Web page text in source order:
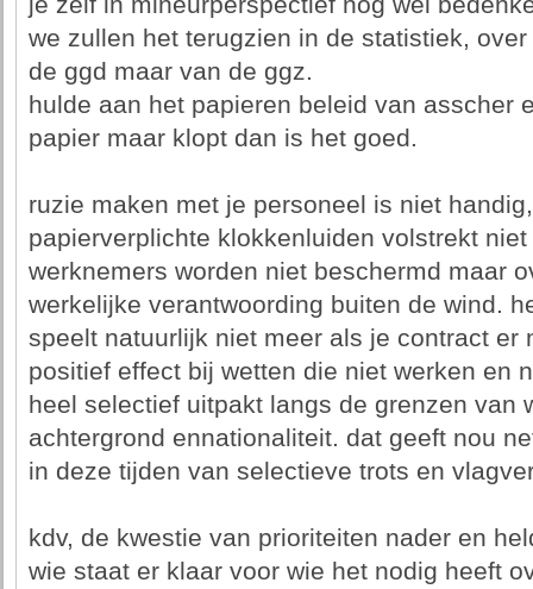
we zullen het terugzien in de statistiek,
de ggd maar van de ggz.
hulde aan het papieren beleid van asscher
papier maar klopt dan is het goed.
ruzie maken met je personeel is niet
papierverplichte klokkenluiden volstrekt
werknemers worden niet beschermd maar
werkelijke verantwoording buiten de wind.
speelt natuurlijk niet meer als je contract er
positief effect bij wetten die niet werken en
heel selectief uitpakt langs de grenzen van
achtergrond ennationaliteit. dat geeft nou
in deze tijden van selectieve trots en
kdv, de kwestie van prioriteiten nader en
wie staat er klaar voor wie het nodig heeft